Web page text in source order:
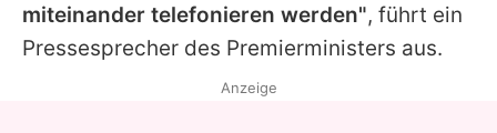
miteinander telefonieren werden", führt ein
Pressesprecher des Premierministers aus.
Anzeige